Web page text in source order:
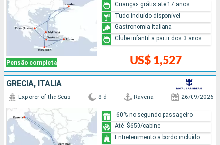
Pensão completa US$ 1,527
Crianças grátis até 17 anos
Tudo incluído disponível
Gastronomia italiana
Clube infantil a partir dos 3 anos
GRÉCIA, ITÁLIA
Explorer of the Seas 8 d Ravena 26/09/2026
-60% no segundo passageiro
Até -$650/cabine
Entretenimento a bordo incluído